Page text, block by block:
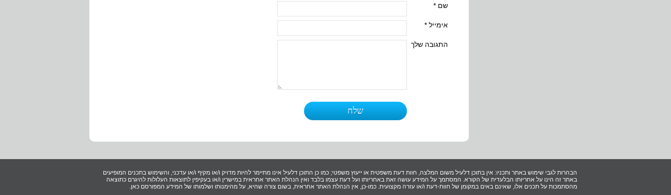
שם *
אימייל *
התגובה שלך
הבהרות לגבי שימוש באתר ותכניו: אין בתוכן דלעיל משום המלצה, חוות דעת משפטית או ייעוץ משפטי; כמו כן התוכן דלעיל אינו מתיימר להיות מדויק ו/או מקיף ו/או עדכני, והשימוש בתכנים המופיעים
באתר זה הינו על אחריותו הבלעדית של הקורא. המסתמך על המידע עושה זאת באחריותו ועל דעת עצמו בלבד ואין הנהלת האתר אחראית במישרין ו/או בעקיפין לתוצאות העלולות להיגרם כתוצאה
מהסתמכות על תכנים אלו, שאינם באים במקומן של חוות-דעת ו/או עזרה מקצועית. כמו-כן, אין הנהלת האתר אחראית, בשום צורה שהיא, על מהימנותו ושלמותו של המידע המפורסם כאן.